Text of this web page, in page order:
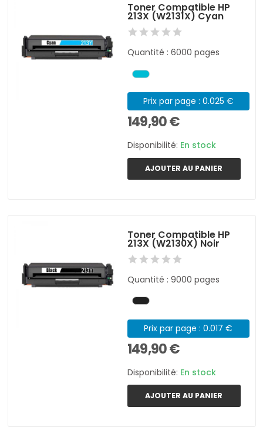
Toner Compatible HP
213X (W2131X) Cyan
Quantité : 6000 pages
Prix par page : 0.025 €
149,90 €
Disponibilité: En stock
AJOUTER AU PANIER
Toner Compatible HP
213X (W2130X) Noir
Quantité : 9000 pages
Prix par page : 0.017 €
149,90 €
Disponibilité: En stock
AJOUTER AU PANIER